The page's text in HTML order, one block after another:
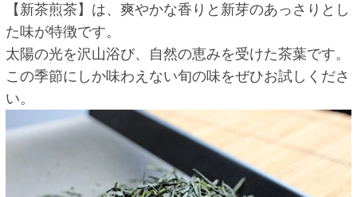
【新茶煎茶】は、爽やかな香りと新芽のあっさりとし
た味が特徴です。
太陽の光を沢山浴び、自然の恵みを受けた茶葉です。
この季節にしか味わえない旬の味をぜひお試しくださ
い。